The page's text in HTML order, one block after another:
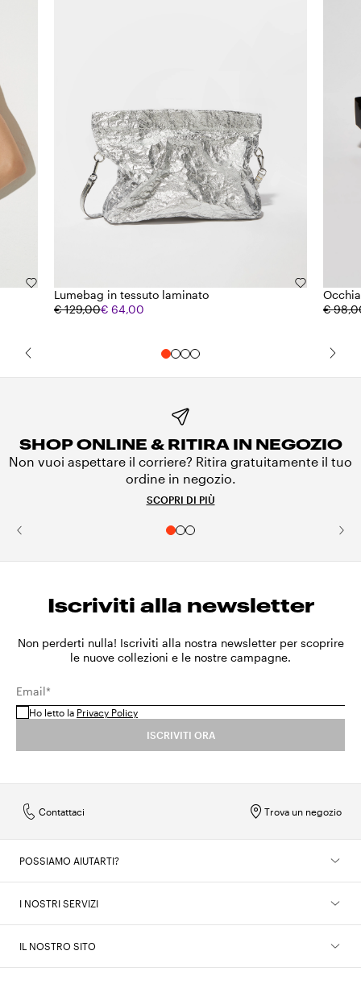
Lumebag in tessuto laminato
€ 129,00€ 64,00
€
SHOP ONLINE & RITIRA IN NEGOZIO
Non vuoi aspettare il corriere? Ritira gratuitamente il tuo
ordine in negozio.
SCOPRI DI PIÙ
Iscriviti alla newsletter
Non perderti nulla! Iscriviti alla nostra newsletter per scoprire
le nuove collezioni e le nostre campagne.
Email*
Ho letto la Privacy Policy
ISCRIVITI ORA
Trova un negozio
Contattaci
POSSIAMO AIUTARTI?
I NOSTRI SERVIZI
IL NOSTRO SITO